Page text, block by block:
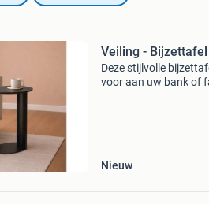
Veiling -
Deze stijlvolle
voor aan uw bank of
Nieuw